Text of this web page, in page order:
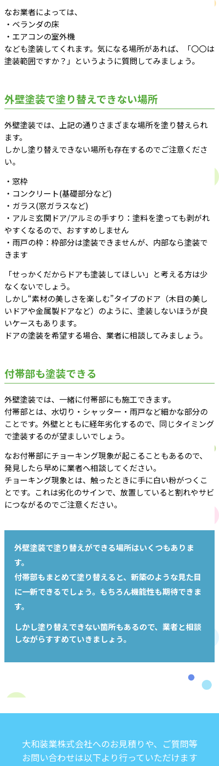
なお業者によっては、
・ベランダの床
・エアコンの室外機
なども塗装してくれます。気になる場所があれば、「〇〇は
塗装範囲ですか？」というように質問してみましょう。
外壁塗装で塗り替えできない場所
外壁塗装では、上記の通りさまざまな場所を塗り替えられ
ます。
しかし塗り替えできない場所も存在するのでご注意くださ
い。
・窓枠
・コンクリート(基礎部分など)
・ガラス(窓ガラスなど)
・アルミ玄関ドア/アルミの手すり：塗料を塗っても剥がれ
やすくなるので、おすすめしません
・雨戸の枠：枠部分は塗装できませんが、内部なら塗装で
きます
「せっかくだからドアも塗装してほしい」と考える方は少
なくないでしょう。
しかし“素材の美しさを楽しむ”タイプのドア（木目の美し
いドアや金属製ドアなど）のように、塗装しないほうが良
いケースもあります。
ドアの塗装を希望する場合、業者に相談してみましょう。
付帯部も塗装できる
外壁塗装では、一緒に付帯部にも施工できます。
付帯部とは、水切り・シャッター・雨戸など細かな部分の
ことです。外壁とともに経年劣化するので、同じタイミング
で塗装するのが望ましいでしょう。
なお付帯部にチョーキング現象が起こることもあるので、
発見したら早めに業者へ相談してください。
チョーキング現象とは、触ったときに手に白い粉がつくこ
とです。これは劣化のサインで、放置していると割れやサビ
につながるのでご注意ください。
外壁塗装で塗り替えができる場所はいくつもありま
す。
付帯部もまとめて塗り替えると、新築のような見た目
に一新できるでしょう。もちろん機能性も期待できま
す。
しかし塗り替えできない箇所もあるので、業者と相談
しながらすすめていきましょう。
大和装業株式会社へのお見積りや、ご質問等
お問い合わせは以下より行っていただけます